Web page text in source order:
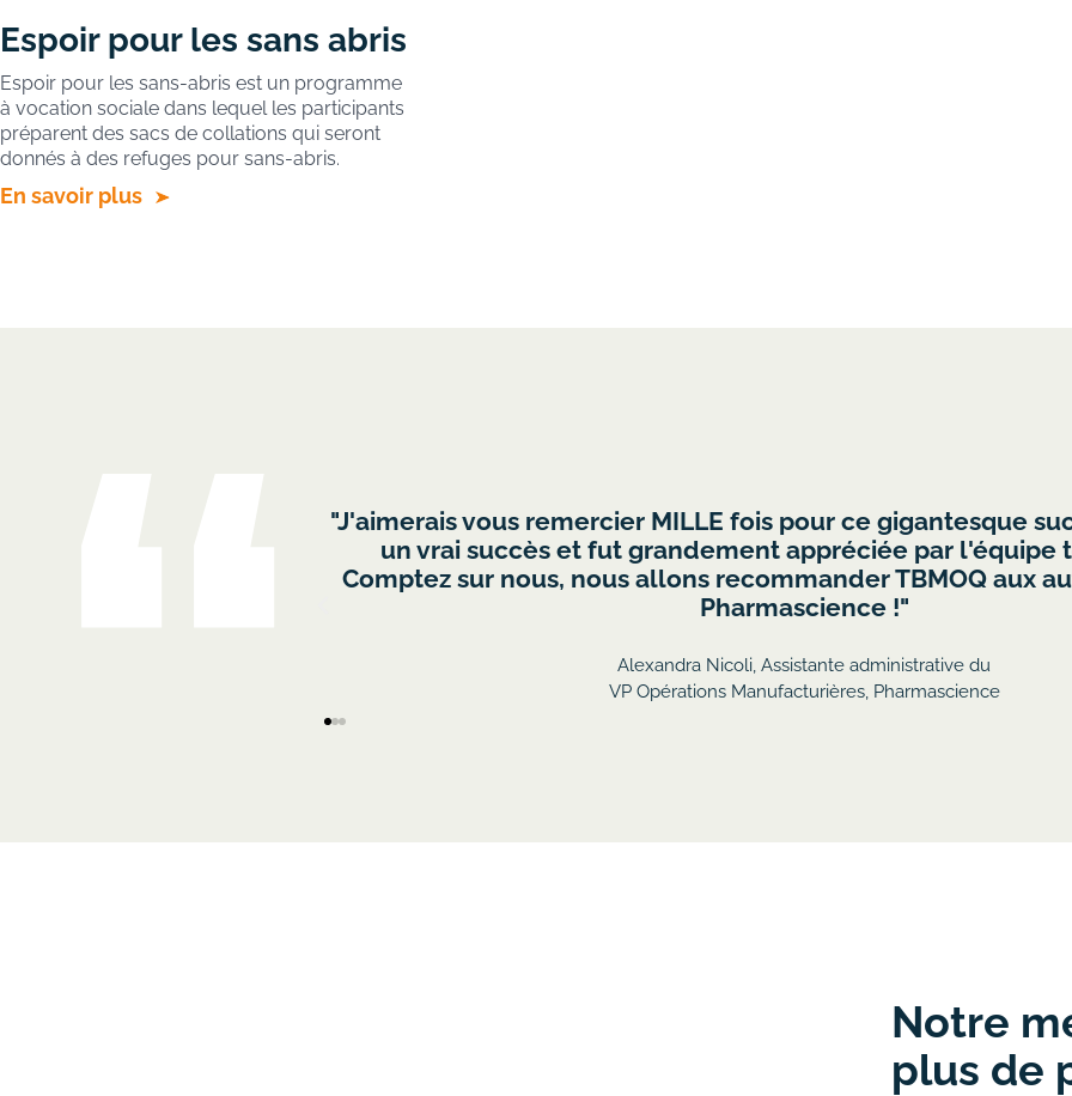
Espoir pour les sans abris
Espoir pour les sans-abris est un programme
à vocation sociale dans lequel les participants
préparent des sacs de collations qui seront
donnés à des refuges pour sans-abris.
En savoir plus
" Nous avons tous appris quelque chose et avons eu du
intéressant et fort réussi, nous nous en inspirerons pour le
notre équipe."
Services de la comptabilité et des finances, Radialpoint
Notre
plus de